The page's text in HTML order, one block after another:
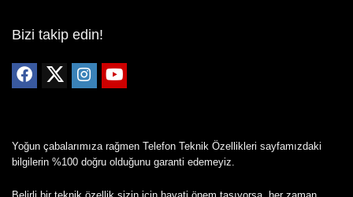
Bizi takip edin!
Yoğun çabalarımıza rağmen Telefon Teknik Özellikleri sayfamızdaki
bilgilerin %100 doğru olduğunu garanti edemeyiz.